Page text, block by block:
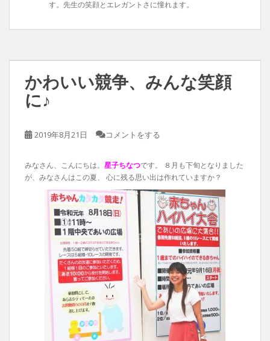
す。先生の笑顔とエレガントさに憧れます。
かわいい競争、みんな笑顔
に♪
2019年8月21日 コメントをする
みなさん、こんにちは。 星子ちなつです。 ８月も下旬となりました
が、みなさんはこの夏、 心に残る思い出は作れていますか？